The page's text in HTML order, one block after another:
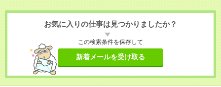
お気に入りの仕事は見つかりましたか？
この検索条件を保存して
新着メールを受け取る